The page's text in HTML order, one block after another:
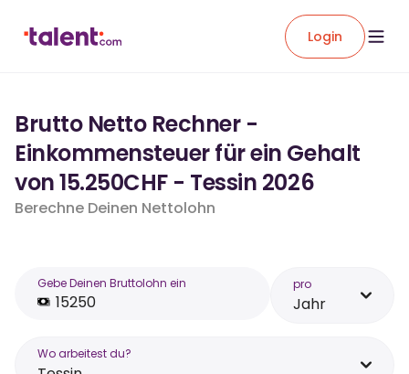
Login
Brutto Netto Rechner -
Einkommensteuer für ein Gehalt
von 15.250CHF - Tessin 2026
Berechne Deinen Nettolohn
Gebe Deinen Bruttolohn ein pro
Jahr
Wo arbeitest du?